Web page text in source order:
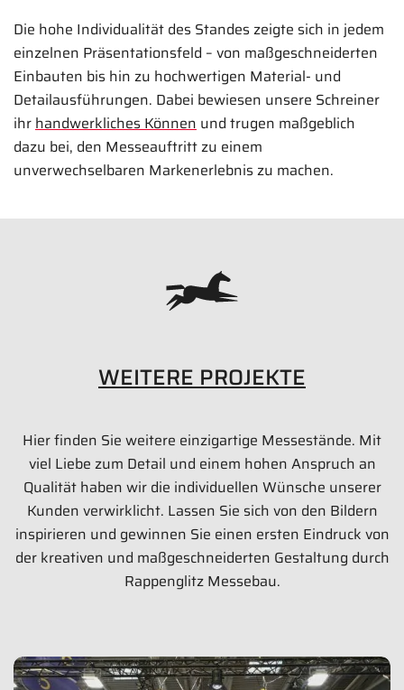
Bilder anzeigen
Die hohe Individualität des Standes zeigte sich in jedem
einzelnen Präsentationsfeld – von maßgeschneiderten
Einbauten bis hin zu hochwertigen Material- und
Detailausführungen. Dabei bewiesen unsere Schreiner
ihrhandwerkliches Können und trugen maßgeblich
dazu bei, den Messeauftritt zu einem
unverwechselbaren Markenerlebnis zu machen.
WEITERE PROJEKTE
Hier finden Sie weitere einzigartige Messestände. Mit
viel Liebe zum Detail und einem hohen Anspruch an
Qualität haben wir die individuellen Wünsche unserer
Kunden verwirklicht. Lassen Sie sich von den Bildern
inspirieren und gewinnen Sie einen ersten Eindruck von
der kreativen und maßgeschneiderten Gestaltung durch
Rappenglitz Messebau.